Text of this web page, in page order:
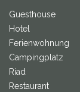
Guesthouse
Hotel
Ferienwohnung
Campingplatz
Riad
Restaurant